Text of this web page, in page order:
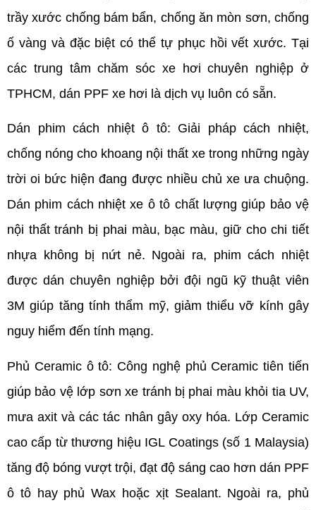
trầy xước chống bám bẩn, chống ăn mòn sơn, chống
ố vàng và đặc biệt có thể tự phục hồi vết xước. Tại
các trung tâm chăm sóc xe hơi chuyên nghiệp ở
TPHCM, dán PPF xe hơi là dịch vụ luôn có sẵn.
Dán phim cách nhiệt ô tô: Giải pháp cách nhiệt,
chống nóng cho khoang nội thất xe trong những ngày
trời oi bức hiện đang được nhiều chủ xe ưa chuộng.
Dán phim cách nhiệt xe ô tô chất lượng giúp bảo vệ
nội thất tránh bị phai màu, bạc màu, giữ cho chi tiết
nhựa không bị nứt nẻ. Ngoài ra, phim cách nhiệt
được dán chuyên nghiệp bởi đội ngũ kỹ thuật viên
3M giúp tăng tính thẩm mỹ, giảm thiểu vỡ kính gây
nguy hiểm đến tính mạng.
Phủ Ceramic ô tô: Công nghệ phủ Ceramic tiên tiến
giúp bảo vệ lớp sơn xe tránh bị phai màu khỏi tia UV,
mưa axit và các tác nhân gây oxy hóa. Lớp Ceramic
cao cấp từ thương hiệu IGL Coatings (số 1 Malaysia)
tăng độ bóng vượt trội, đạt độ sáng cao hơn dán PPF
ô tô hay phủ Wax hoặc xịt Sealant. Ngoài ra, phủ